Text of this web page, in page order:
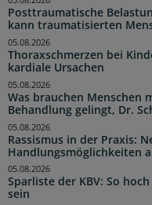
Posttraumatische
kann traumatisierten
Thoraxschmerzen bei
kardiale Ursachen
05.08.2026
Was brauchen Menschen
Behandlung gelingt, Dr.
05.08.2026
Rassismus in der Praxis:
Handlungsmöglichkeiten
05.08.2026
Sparliste der KBV: So
sein
05.08.2026